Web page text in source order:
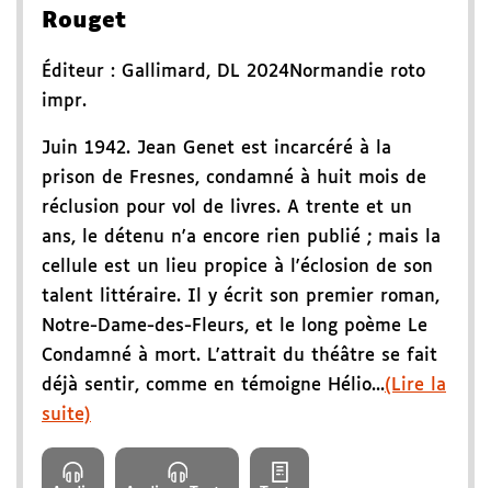
Rouget
Éditeur : Gallimard , DL 2024Normandie roto
impr.
Juin 1942. Jean Genet est incarcéré à la
prison de Fresnes, condamné à huit mois de
réclusion pour vol de livres. A trente et un
ans, le détenu n'a encore rien publié ; mais la
cellule est un lieu propice à l'éclosion de son
talent littéraire. Il y écrit son premier roman,
Notre-Dame-des-Fleurs, et le long poème Le
Condamné à mort. L'attrait du théâtre se fait
déjà sentir, comme en témoigne Hélio...(Lire la
suite)